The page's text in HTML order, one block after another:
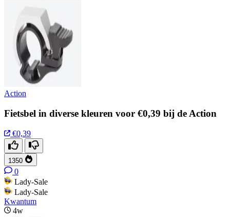
Action
Fietsbel in diverse kleuren voor €0,39 bij de Action
€0,39
1350
0
Lady-Sale
Lady-Sale
Kwantum
4w